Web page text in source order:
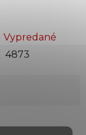
Vypredané
4873